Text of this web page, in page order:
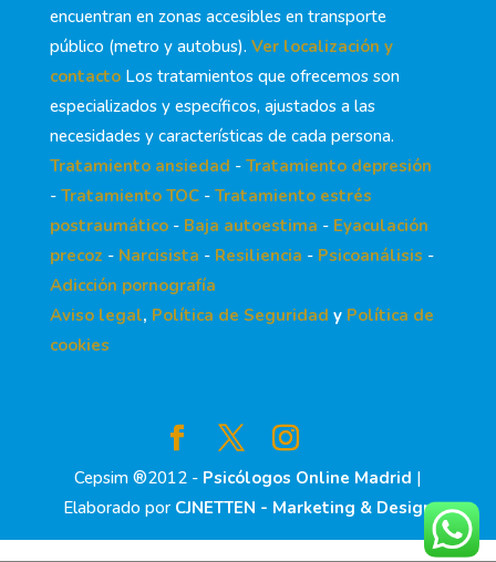
encuentran en zonas accesibles en transporte
público (metro y autobus). Ver localización y
contactoLos tratamientos que ofrecemos son
especializados y específicos, ajustados a las
necesidades y características de cada persona.
Tratamiento ansiedad - Tratamiento depresión
- Tratamiento TOC- Tratamiento estrés
postraumático- Baja autoestima - Eyaculación
precoz - Narcisista - Resiliencia - Psicoanálisis -
Adicción pornografía
Aviso legal, Política de Seguridad y Política de
cookies
Cepsim ®2012 - Psicólogos Online Madrid |
Elaborado por CJNETTEN - Marketing & Design